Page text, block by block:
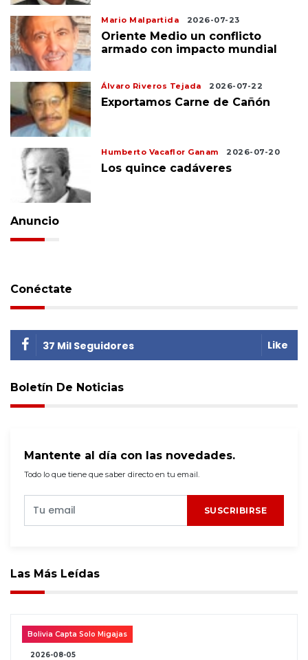
Mario Malpartida 2026-07-23
Oriente Medio un conflicto
armado con impacto mundial
Álvaro Riveros Tejada 2026-07-22
Exportamos Carne de Cañón
Humberto Vacaflor Ganam 2026-07-20
Los quince cadáveres
Anuncio
Conéctate
37 Mil Seguidores Like
Boletín De Noticias
Mantente al día con las novedades.
Todo lo que tiene que saber directo en tu email.
SUSCRIBIRSE
Las Más Leídas
Bolivia Capta Solo Migajas
2026-08-05